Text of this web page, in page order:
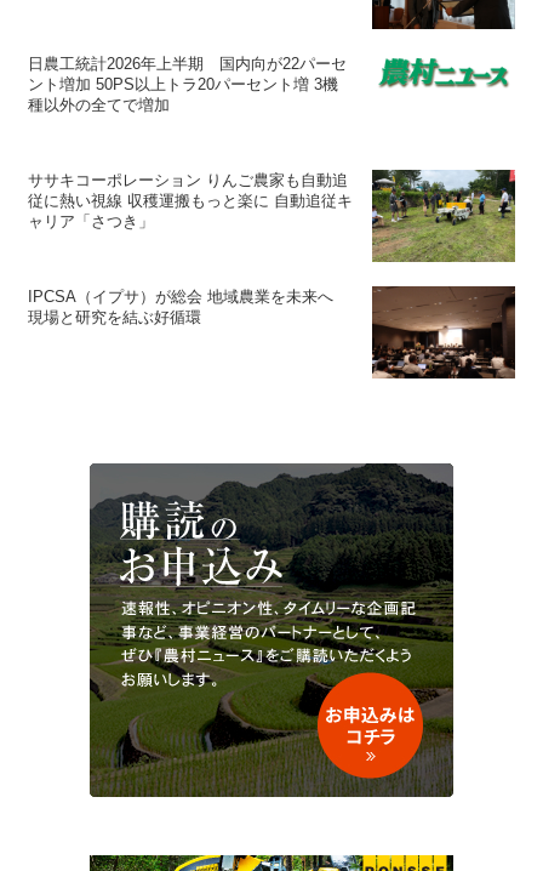
日農工統計2026年上半期 国内向が22パーセ
ント増加 50PS以上トラ20パーセント増 3機
種以外の全てで増加
ササキコーポレーション りんご農家も自動追
従に熱い視線 収穫運搬もっと楽に 自動追従キ
ャリア「さつき」
IPCSA（イプサ）が総会 地域農業を未来へ
現場と研究を結ぶ好循環